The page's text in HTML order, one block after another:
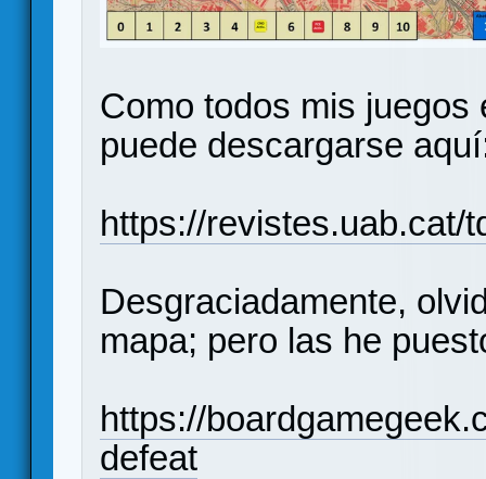
Como todos mis
puede descargarse
https://revistes.uab.cat/
Desgraciadamente,
mapa; pero las he
https://
defeat